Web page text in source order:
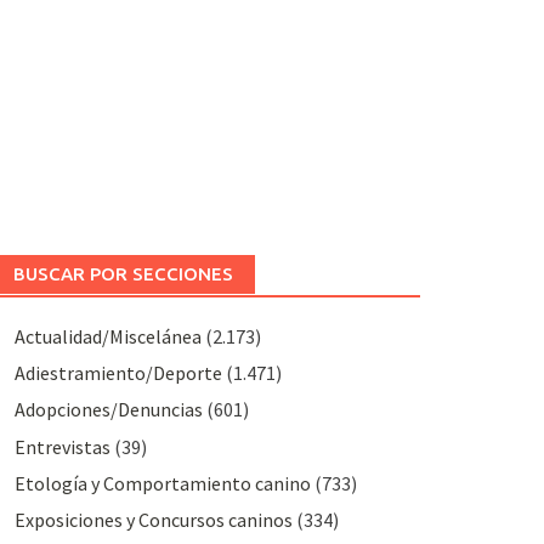
BUSCAR POR SECCIONES
Actualidad/Miscelánea (2.173)
Adiestramiento/Deporte (1.471)
Adopciones/Denuncias (601)
Entrevistas (39)
Etología y Comportamiento canino (733)
Exposiciones y Concursos caninos (334)